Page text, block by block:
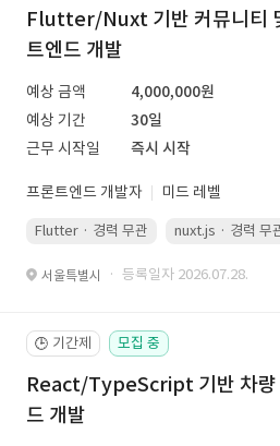
Flutter/Nuxt 기반 커뮤니티
트엔드 개발
예상 금액
4,000,000원
예상 기간
30일
근무 시작일
즉시 시작
프론트엔드 개발자 미드 레벨
Flutter · 경력 무관 nuxt.js · 경력 무
서울특별시 · 등록일자 2026.07.28.
🕒 기간제 모집 중
React/TypeScript 기반 차량
드 개발